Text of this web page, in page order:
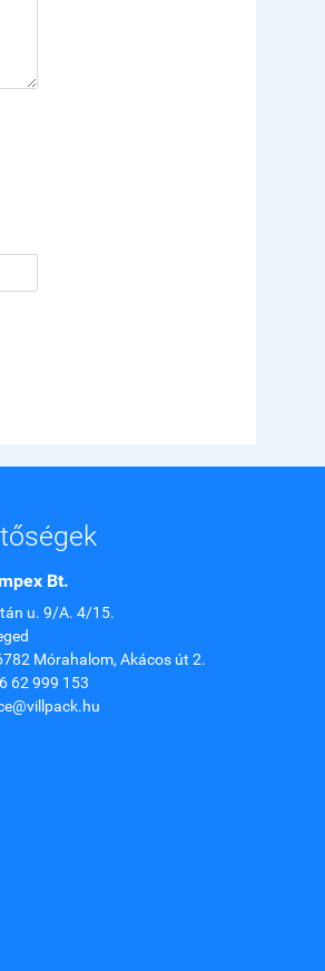
Bt.
u. 9/A. 4/15.
Mórahalom, Akácos út 2.
62 999 153